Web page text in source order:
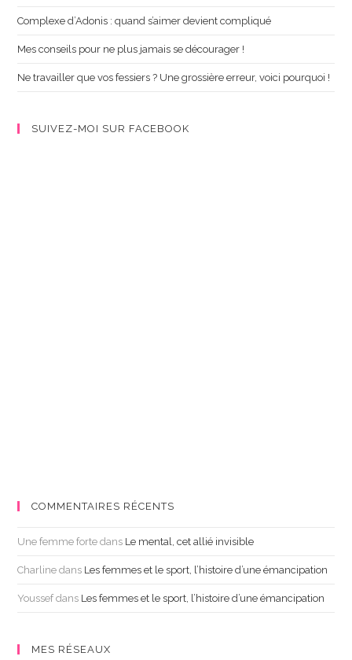
Complexe d’Adonis : quand s’aimer devient compliqué
Mes conseils pour ne plus jamais se décourager !
Ne travailler que vos fessiers ? Une grossière erreur, voici pourquoi !
SUIVEZ-MOI SUR FACEBOOK
COMMENTAIRES RÉCENTS
Une femme forte dans Le mental, cet allié invisible
Charline dans Les femmes et le sport, l’histoire d’une émancipation
Youssefdans Les femmes et le sport, l’histoire d’une émancipation
MES RÉSEAUX